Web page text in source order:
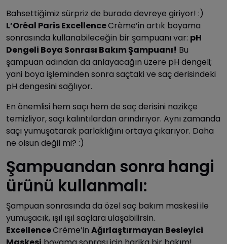
Bahsettiğimiz sürpriz de burada devreye giriyor! :)
L’Oréal Paris ExcellenceCrème’in artık boyama
sonrasında kullanabileceğin bir şampuanı var: pH
Dengeli Boya Sonrası Bakım Şampuanı! Bu
şampuan adından da anlayacağın üzere pH dengeli;
yani boya işleminden sonra saçtaki ve saç derisindeki
pH dengesini sağlıyor.
En önemlisi hem saçı hem de saç derisini nazikçe
temizliyor, saçı kalıntılardan arındırıyor. Aynı zamanda
saçı yumuşatarak parlaklığını ortaya çıkarıyor. Daha
ne olsun değil mi? :)
Şampuandan sonra hangi
ürünü kullanmalı:
Şampuan sonrasında da özel saç bakım maskesi ile
yumuşacık, ışıl ışıl saçlara ulaşabilirsin.
ExcellenceCrème’in Ağırlaştırmayan Besleyici